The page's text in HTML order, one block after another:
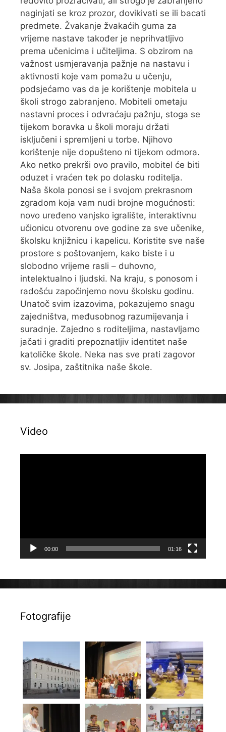
naginjati se kroz prozor, dovikivati se ili bacati
predmete. Žvakanje žvakaćih guma za
vrijeme nastave također je neprihvatljivo
prema učenicima i učiteljima. S obzirom na
važnost usmjeravanja pažnje na nastavu i
aktivnosti koje vam pomažu u učenju,
podsjećamo vas da je korištenje mobitela u
školi strogo zabranjeno. Mobiteli ometaju
nastavni proces i odvraćaju pažnju, stoga se
tijekom boravka u školi moraju držati
isključeni i spremljeni u torbe. Njihovo
korištenje nije dopušteno ni tijekom odmora.
Ako netko prekrši ovo pravilo, mobitel će biti
oduzet i vraćen tek po dolasku roditelja.
Naša škola ponosi se i svojom prekrasnom
zgradom koja vam nudi brojne mogućnosti:
novo uređeno vanjsko igralište, interaktivnu
učionicu otvorenu ove godine za sve učenike,
školsku knjižnicu i kapelicu. Koristite sve naše
prostore s poštovanjem, kako biste i u
slobodno vrijeme rasli – duhovno,
intelektualno i ljudski. Na kraju, s ponosom i
radošću započinjemo novu školsku godinu.
Unatoč svim izazovima, pokazujemo snagu
zajedništva, međusobnog razumijevanja i
suradnje. Zajedno s roditeljima, nastavljamo
jačati i graditi prepoznatljiv identitet naše
katoličke škole. Neka nas sve prati zagovor
sv. Josipa, zaštitnika naše škole.
Video
00:00 01:16
Fotografije